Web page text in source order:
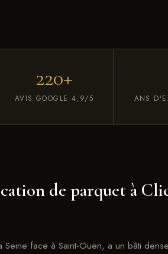
220+
AVIS GOOGLE 4,9/5 ANS
de parquet à
face à Saint-Ouen, a un bâti